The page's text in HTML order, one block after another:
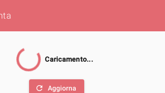
Caricamento...
refresh Aggiorna